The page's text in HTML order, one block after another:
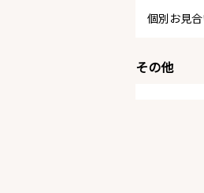
個別お見合
その他